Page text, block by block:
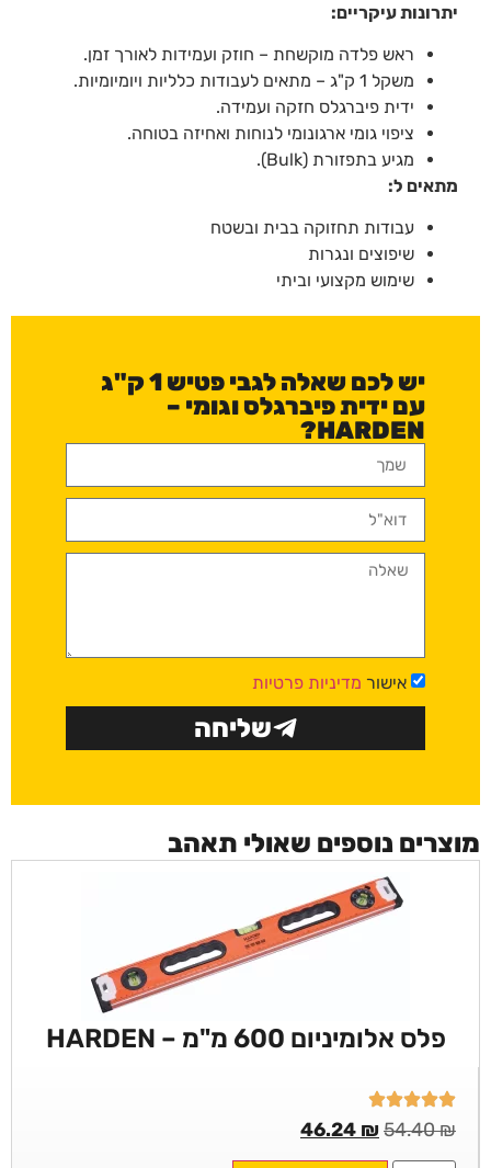
יתרונות עיקריים:
ראש פלדה מוקשחת – חוזק ועמידות לאורך זמן.
משקל 1 ק"ג – מתאים לעבודות כלליות ויומיומיות.
ידית פיברגלס חזקה ועמידה.
ציפוי גומי ארגונומי לנוחות ואחיזה בטוחה.
מגיע בתפזורת (Bulk).
מתאים ל:
עבודות תחזוקה בבית ובשטח
שיפוצים ונגרות
שימוש מקצועי וביתי
יש לכם שאלה לגבי פטיש 1 ק"ג
עם ידית פיברגלס וגומי –
HARDEN?
אישור מדיניות פרטיות
שליחה
מוצרים נוספים שאולי תאהב
פלס אלומיניום 600 מ"מ – HARDEN
54.40₪
46.24 ₪